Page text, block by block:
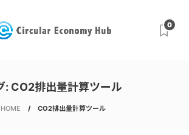
0
: CO2排出量計算ツール
HOME CO2排出量計算ツール